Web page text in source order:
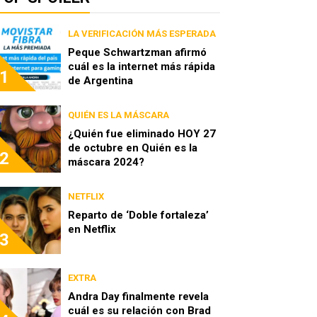
1
LA VERIFICACIÓN MÁS ESPERADA
Peque Schwartzman afirmó
cuál es la internet más rápida
de Argentina
2
QUIÉN ES LA MÁSCARA
¿Quién fue eliminado HOY 27
de octubre en Quién es la
máscara 2024?
3
NETFLIX
Reparto de ‘Doble fortaleza’
en Netflix
EXTRA
Andra Day finalmente revela
cuál es su relación con Brad